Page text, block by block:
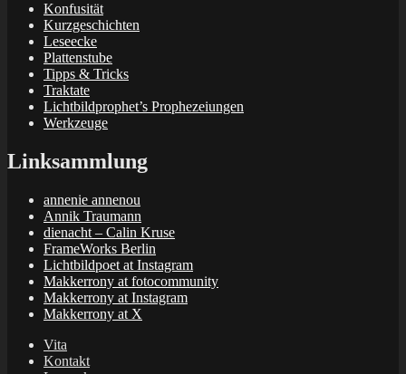
Konfusität
Kurzgeschichten
Leseecke
Plattenstube
Tipps & Tricks
Traktate
Lichtbildprophet’s Prophezeiungen
Werkzeuge
Linksammlung
annenie annenou
Annik Traumann
dienacht – Calin Kruse
FrameWorks Berlin
Lichtbildpoet at Instagram
Makkerrony at fotocommunity
Makkerrony at Instagram
Makkerrony at X
Vita
Kontakt